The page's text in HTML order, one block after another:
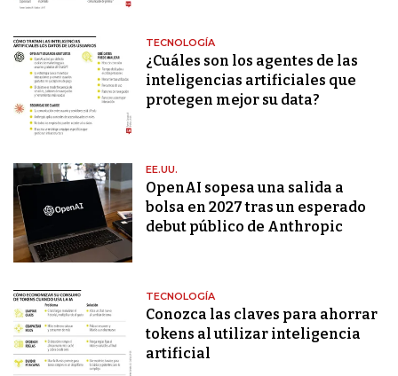
TECNOLOGÍA
¿Cuáles son los agentes de las
inteligencias artificiales que
protegen mejor su data?
EE.UU.
OpenAI sopesa una salida a
bolsa en 2027 tras un esperado
debut público de Anthropic
TECNOLOGÍA
Conozca las claves para ahorrar
tokens al utilizar inteligencia
artificial